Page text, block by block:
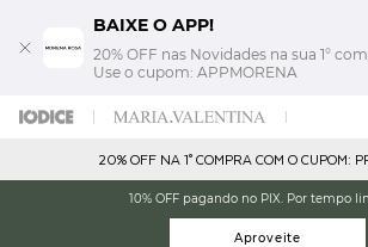
BAIXE O APP!
20% OFF nas Novidades na sua 1°
Use o cupom: APPMORENA
20% OFF NA 1° COMPRA COM O CUPOM:
10% OFF pagando no PIX. Por tempo
Aproveite